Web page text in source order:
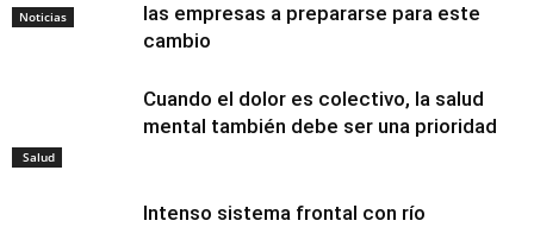
Noticias
las empresas a prepararse para este
cambio
Salud
Cuando el dolor es colectivo, la salud
mental también debe ser una prioridad
Intenso sistema frontal con río